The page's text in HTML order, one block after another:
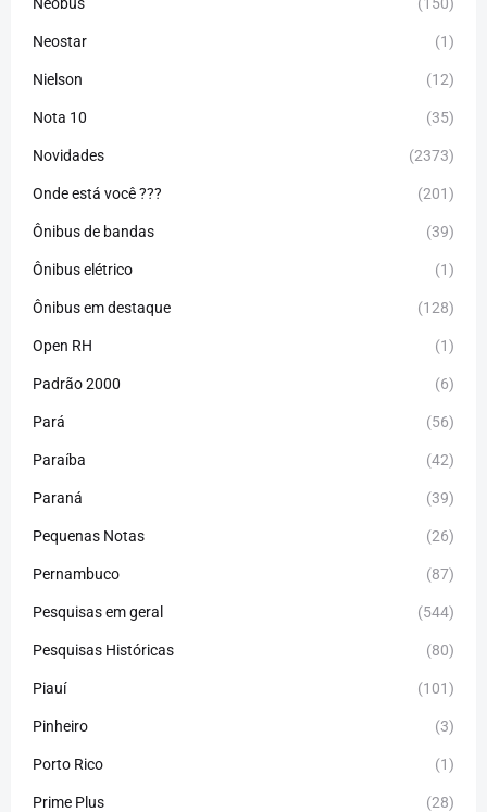
Neostar (1)
Nielson (12)
Nota 10 (35)
Novidades (2373)
Onde está você ??? (201)
Ônibus de bandas (39)
Ônibus elétrico (1)
Ônibus em destaque (128)
Open RH (1)
Padrão 2000 (6)
Pará (56)
Paraíba (42)
Paraná (39)
Pequenas Notas (26)
Pernambuco (87)
Pesquisas em geral (544)
Pesquisas Históricas (80)
Piauí (101)
Pinheiro (3)
Porto Rico (1)
Prime Plus (28)